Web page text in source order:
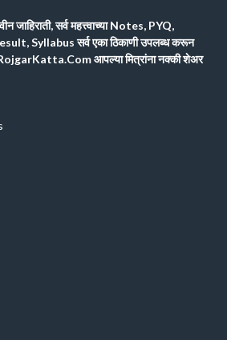
जाहिराती, सर्व महत्त्वाच्या Notes, PYQ,
Syllabus सर्व एका ठिकाणी उपलब्ध करून
आपल्या मित्रांना नक्की शेअर